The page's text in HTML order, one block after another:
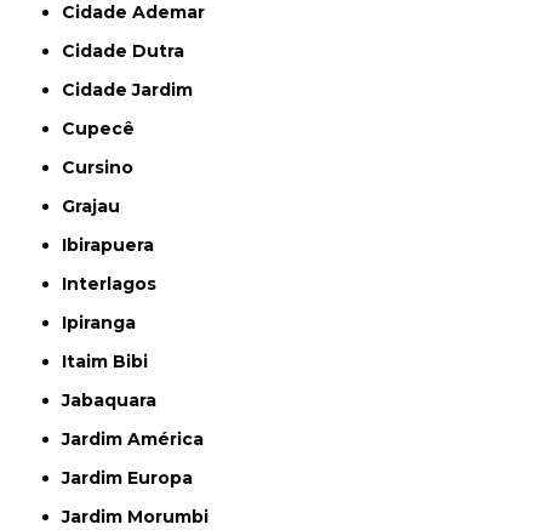
Cidade Ademar
Cidade Dutra
Cidade Jardim
Cupecê
Cursino
Grajau
Ibirapuera
Interlagos
Ipiranga
Itaim Bibi
Jabaquara
Jardim América
Jardim Europa
Jardim Morumbi